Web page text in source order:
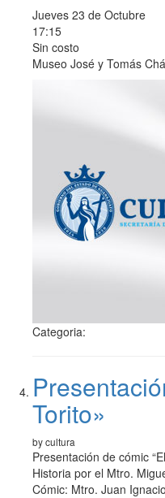
Jueves 23 de Octubre
17:15
Sin costo
Museo José y Tomás
Categoria:
Torito»
by cultura
Presentación de cómic
Historia por el Mtro.
Cómic: Mtro. Juan